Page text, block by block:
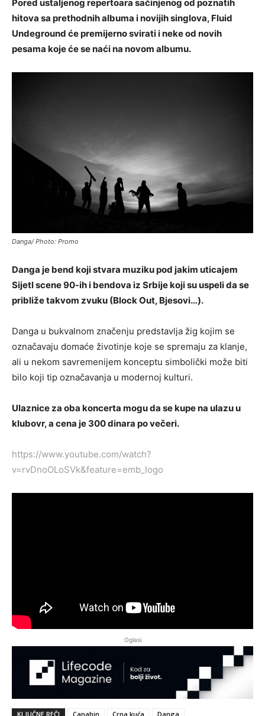
Pored ustaljenog repertoara sačinjenog od poznatih
hitova sa prethodnih albuma i novijih singlova, Fluid
Undeground će premijerno svirati i neke od novih
pesama koje će se naći na novom albumu.
Danga/ Photo: Promo
Danga je bend koji stvara muziku pod jakim uticajem
Sijetl scene 90-ih i bendova iz Srbije koji su uspeli da se
približe takvom zvuku (Block Out, Bjesovi…).
Danga u bukvalnom značenju predstavlja žig kojim se
označavaju domaće životinje koje se spremaju za klanje,
ali u nekom savremenijem konceptu simbolički može biti
bilo koji tip označavanja u modernoj kulturi.
Ulaznice za oba koncerta mogu da se kupe na ulazu u
klubovr, a cena je 300 dinara po večeri.
https://www.youtube.com/watch?
v=rvDnoOLoSVk&feature=emb_logo
Oglasi
KLJUČNE REČI Canabin Crna kuća
Danga